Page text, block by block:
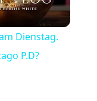
Dienstag.
P.D?